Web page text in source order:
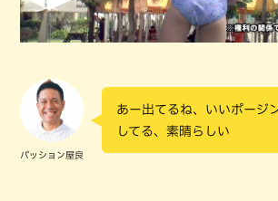
パッション屋良
あー出てるね、いいポージ
してる、素晴らしい